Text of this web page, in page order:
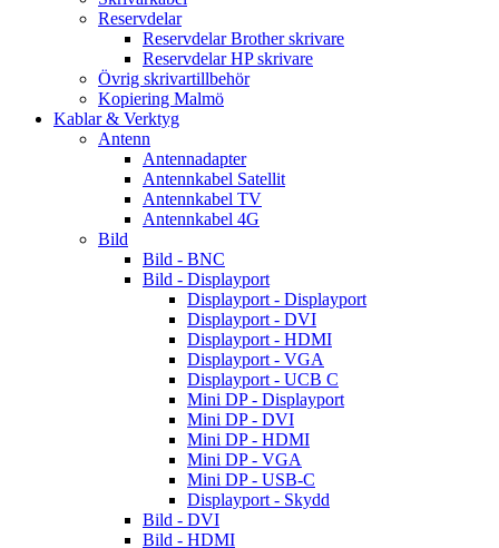
Reservdelar
Reservdelar Brother skrivare
Reservdelar HP skrivare
Övrig skrivartillbehör
Kopiering Malmö
Kablar & Verktyg
Antenn
Antennadapter
Antennkabel Satellit
Antennkabel TV
Antennkabel 4G
Bild
Bild - BNC
Bild - Displayport
Displayport - Displayport
Displayport - DVI
Displayport - HDMI
Displayport - VGA
Displayport - UCB C
Mini DP - Displayport
Mini DP - DVI
Mini DP - HDMI
Mini DP - VGA
Mini DP - USB-C
Displayport - Skydd
Bild - DVI
Bild - HDMI